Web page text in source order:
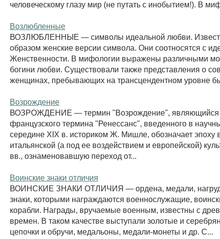
человеческому глазу мир (не путать с инобытием!). В
Возлюбленные
ВОЗЛЮБЛЕННЫЕ — символы идеальной любви.
образом женские версии символа. Они соотносятся с
Женственности. В мифологии выражены различными
богини любви. Существовали также представления о
женщинах, пребывающих на трансцендентном уровне
Возрождение
ВОЗРОЖДЕНИЕ — термин "Возрождение", являющийся
французского термина "Ренессанс", введенного в
середине XIX в. историком Ж. Мишле, обозначает эпоху
итальянской (а под ее воздействием и европейской)
вв., ознаменовавшую переход от...
Воинские знаки отличия
ВОИНСКИЕ ЗНАКИ ОТЛИЧИЯ — ордена, медали,
знаки, которыми награждаются военнослужащие,
корабли. Награды, вручаемые военным, известны с
времен. В таком качестве выступали золотые и
цепочки и обручи, медальоны, медали-монеты и др. С...